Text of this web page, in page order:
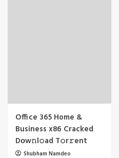
Office 365 Home &
Business x86 Cracked
Dоw𝚗l𝚘ad T𝚘r𝚛ent
Shubham Namdeo